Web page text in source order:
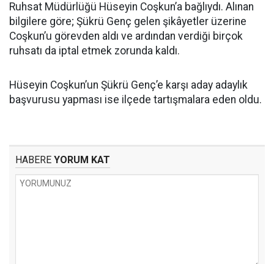
Ruhsat Müdürlüğü Hüseyin Coşkun’a bağlıydı. Alınan
bilgilere göre; Şükrü Genç gelen şikâyetler üzerine
Coşkun’u görevden aldı ve ardından verdiği birçok
ruhsatı da iptal etmek zorunda kaldı.
Hüseyin Coşkun’un Şükrü Genç’e karşı aday adaylık
başvurusu yapması ise ilçede tartışmalara eden oldu.
HABERE YORUM KAT